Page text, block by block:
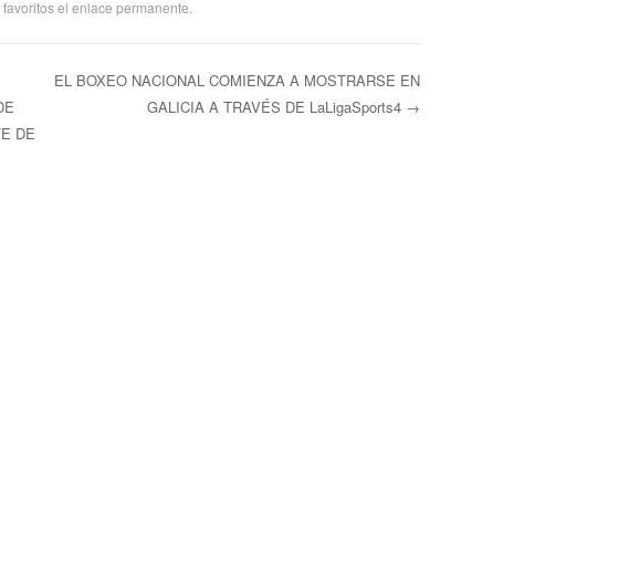
favoritos el enlace permanente
DE
EL BOXEO NACIONAL COMIENZA A MOSTRARSE EN
GALICIA A TRAVÉS DE LaLigaSports4 →